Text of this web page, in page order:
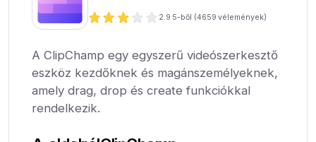
2.9 5-ből (4659 vélemények)
A ClipChamp egy egyszerű videószerkesztő
eszköz kezdőknek és magánszemélyeknek,
amely drag, drop és create funkciókkal
rendelkezik.